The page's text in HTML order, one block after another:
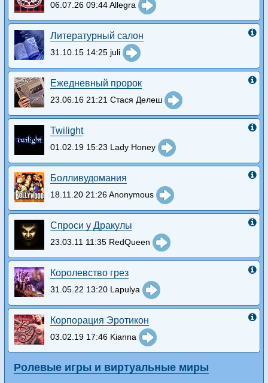
06.07.26 09:44 Allegra
Литературный салон
31.10.15 14:25 juli
Ежедневный пророк
23.06.16 21:21 Стася Делеш
Twilight
01.02.19 15:23 Lady Honey
Болливудомания
18.11.20 21:26 Anonymous
Спроси у Дракулы
23.03.11 11:35 RedQueen
Королевство грез
31.05.22 13:20 Lapulya
Корпорация Эротикон
03.02.19 17:46 Kianna
Ролевые игры и виртуальные миры